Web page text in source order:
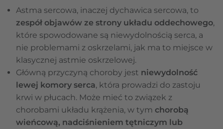
Astma sercowa, inaczej dychawica sercowa, to
zespół objawów ze strony układu oddechowego,
które spowodowane są niewydolnością serca, a
nie problemami z oskrzelami, jak ma to miejsce w
klasycznej astmie oskrzelowej.
Główną przyczyną choroby jest niewydolność
lewej komory serca, która prowadzi do zastoju
krwi w płucach. Może mieć to związek z
chorobami układu krążenia, w tym chorobą
wieńcową, nadciśnieniem tętniczym lub